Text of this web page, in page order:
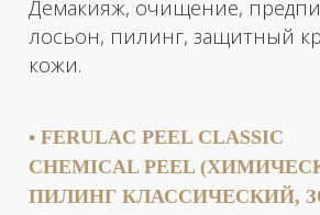
на базе ретинола. Питает кожу,
предупреждает появление морщин,
уменьшает глубину уже существующих
морщин и улучшает эластичность кожи.
ультрафиолетовым излучением.
Демакияж, очищение, предпилинговый
лосьон, пилинг.
ПОСЛЕ ПРОЦЕДУРЫ